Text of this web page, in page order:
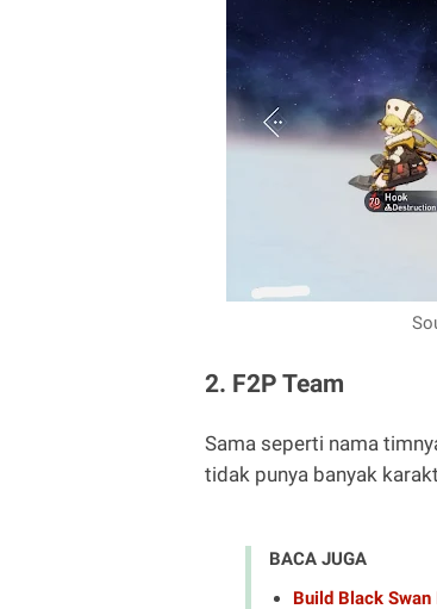
2. F2P Team
Sama seperti nama
tidak punya banyak
BACA JUGA
Build Black